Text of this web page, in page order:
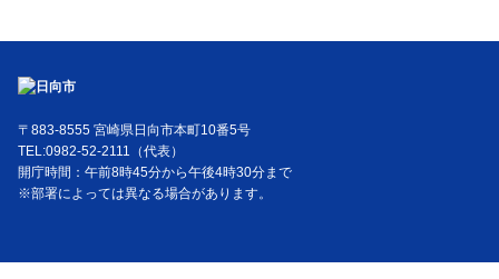
〒883-8555 宮崎県日向市本町10番5号
TEL:0982-52-2111（代表）
開庁時間：午前8時45分から午後4時30分まで
※部署によっては異なる場合があります。